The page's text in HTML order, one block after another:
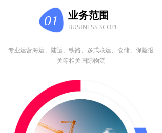
用户登录
业务范围
BUSINESS SCOPE
01
专业运营海运、陆运、铁路、多式联运、仓储、保险报
关等相关国际物流